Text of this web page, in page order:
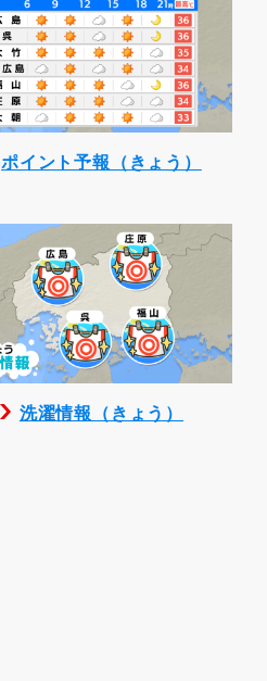
ポイント予報（きょう）
洗濯情報（きょう）